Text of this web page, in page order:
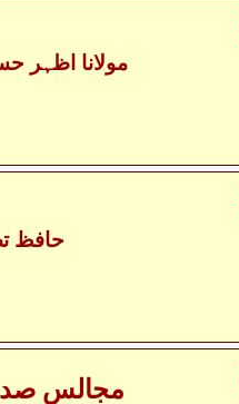
- مولانا اظہر
-
مجالس